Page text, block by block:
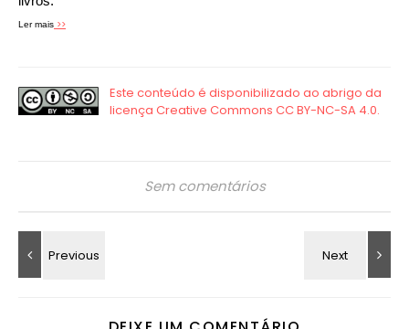
Ler mais >>
Sem comentários